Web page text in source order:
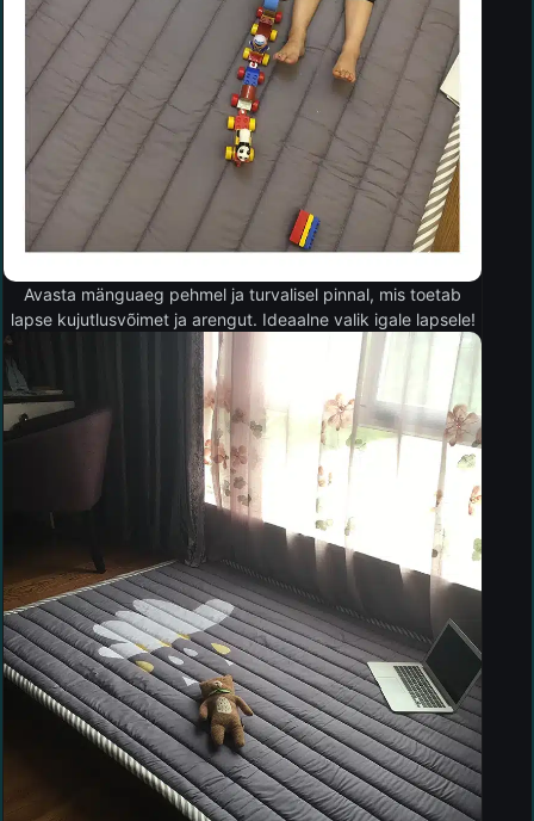
Avasta mänguaeg pehmel ja turvalisel pinnal, mis toetab
lapse kujutlusvõimet ja arengut. Ideaalne valik igale lapsele!